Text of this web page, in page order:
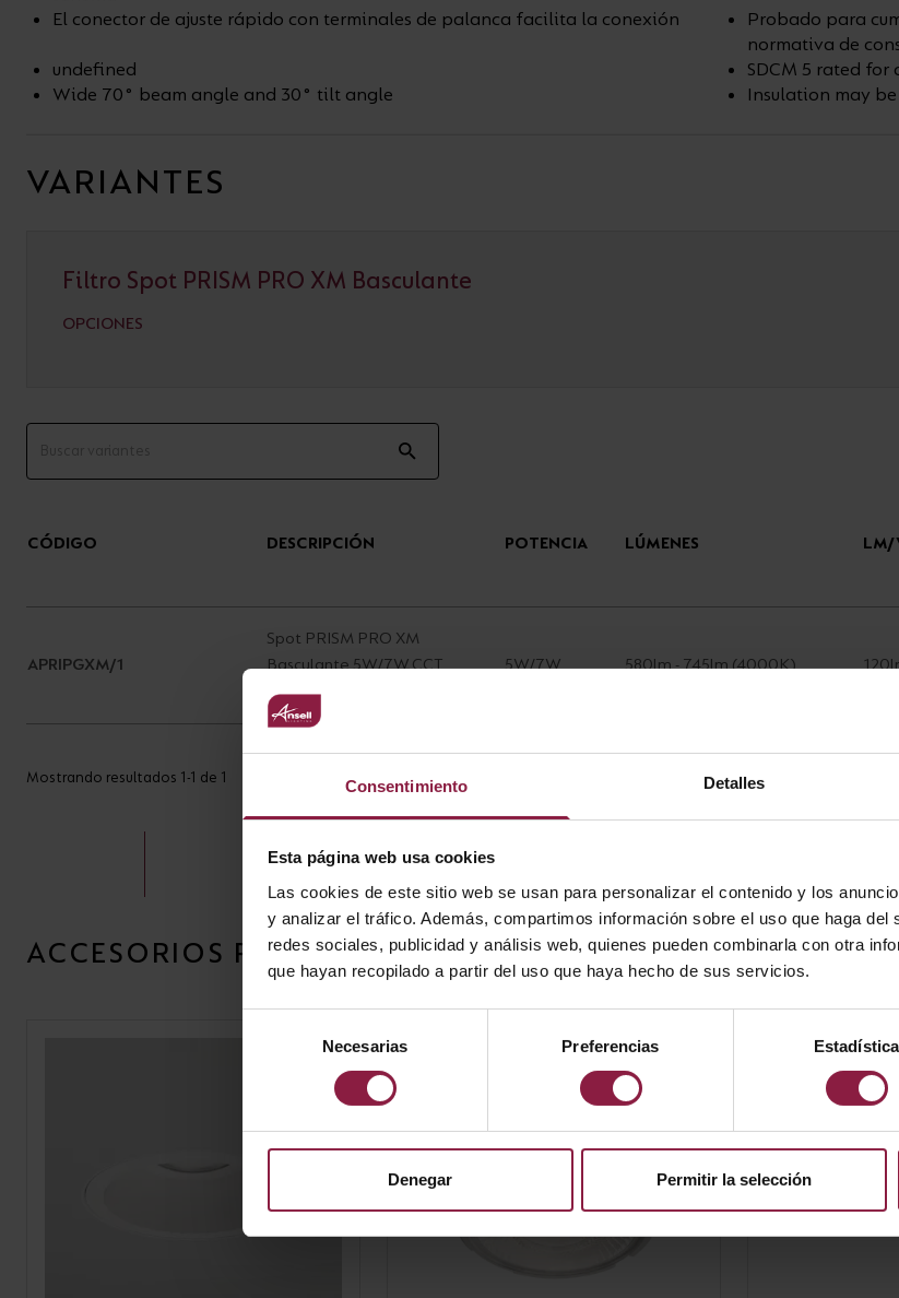
Consentimiento Detalles
Esta página web usa cookies
Las cookies de este sitio web se usan para personalizar el contenido y los
y analizar el tráfico. Además, compartimos información sobre el uso que haga del
redes sociales, publicidad y análisis web, quienes pueden combinarla con otra
que hayan recopilado a partir del uso que haya hecho de sus servicios.
consentimiento
Necesarias Preferencias Estadística
Denegar Permitir la selección
El conector de ajuste rápido con terminales de palanca facilita la conexión
Probado para
normativa de
undefined
SDCM 5 rated
Wide 70° beam angle and 30° tilt angle
Insulation may
VARIANTES
Filtro Spot PRISM PRO XM Basculante
OPCIONES
CÓDIGO DESCRIPCIÓN POTENCIA LÚMENES LM/
APRIPGXM/1
Spot PRISM PRO XM
Basculante 5W/7W CCT
Seleccionable
5W/7W 580lm - 745lm (4000K)
Mostrando resultados 1-1 de 1
ACCESORIOS RELACIONADOS